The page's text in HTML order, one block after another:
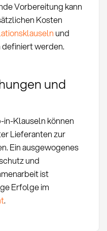
Vorbereitung kann
Kosten
und
werden.
und
Klauseln können
Lieferanten zur
Ein ausgewogenes
und
ist
Erfolge im
.